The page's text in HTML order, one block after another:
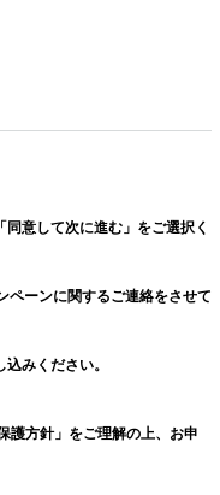
意して次に進む」をご選択く
ペーンに関するご連絡をさせて
みください。
護方針」をご理解の上、お申